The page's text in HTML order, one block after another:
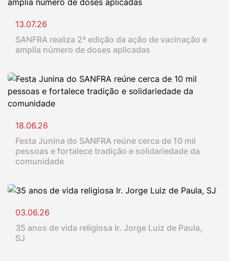
13.07.26
SANFRA realiza 2ª edição da ação de vacinação e
amplia número de doses aplicadas
18.06.26
Festa Junina do SANFRA reúne cerca de 10 mil
pessoas e fortalece tradição e solidariedade da
comunidade
03.06.26
35 anos de vida religiosa Ir. Jorge Luiz de Paula,
SJ